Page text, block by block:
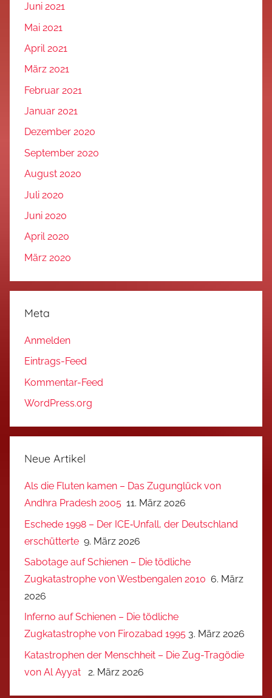
Juni 2021
Mai 2021
April 2021
März 2021
Februar 2021
Januar 2021
Dezember 2020
September 2020
August 2020
Juli 2020
Juni 2020
April 2020
März 2020
Meta
Anmelden
Eintrags-Feed
Kommentar-Feed
WordPress.org
Neue Artikel
Als die Fluten kamen – Das Zugunglück von
Andhra Pradesh 2005 11. März 2026
Eschede 1998 – Der ICE‑Unfall, der Deutschland
erschütterte 9. März 2026
Sabotage auf Schienen – Die tödliche
Zugkatastrophe von Westbengalen 2010 6. März
2026
Inferno auf Schienen – Die tödliche
Zugkatastrophe von Firozabad 1995 3. März 2026
Katastrophen der Menschheit – Die Zug-Tragödie
von Al Ayyat
2. März 2026